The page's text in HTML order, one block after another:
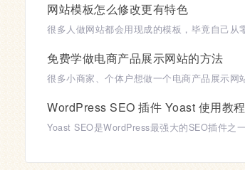
网站模板怎么修改更有特色
免费学做电商产品展示网站的方法
WordPress SEO 插件 Yoast 使用教程